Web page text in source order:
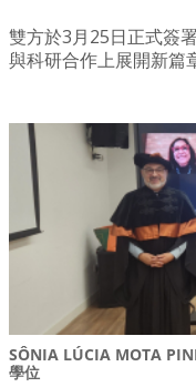
雙方於3月25日正式簽
與科研合作上展開新篇
SÔNIA LÚCIA MOTA
學位